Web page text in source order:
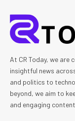
At CR Today, we
insightful news
and politics to
beyond, we aim to
and engaging